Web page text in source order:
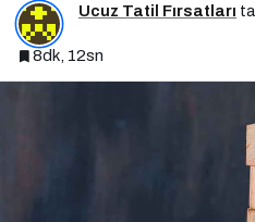
Ucuz Tatil Fırsatları
8dk, 12sn